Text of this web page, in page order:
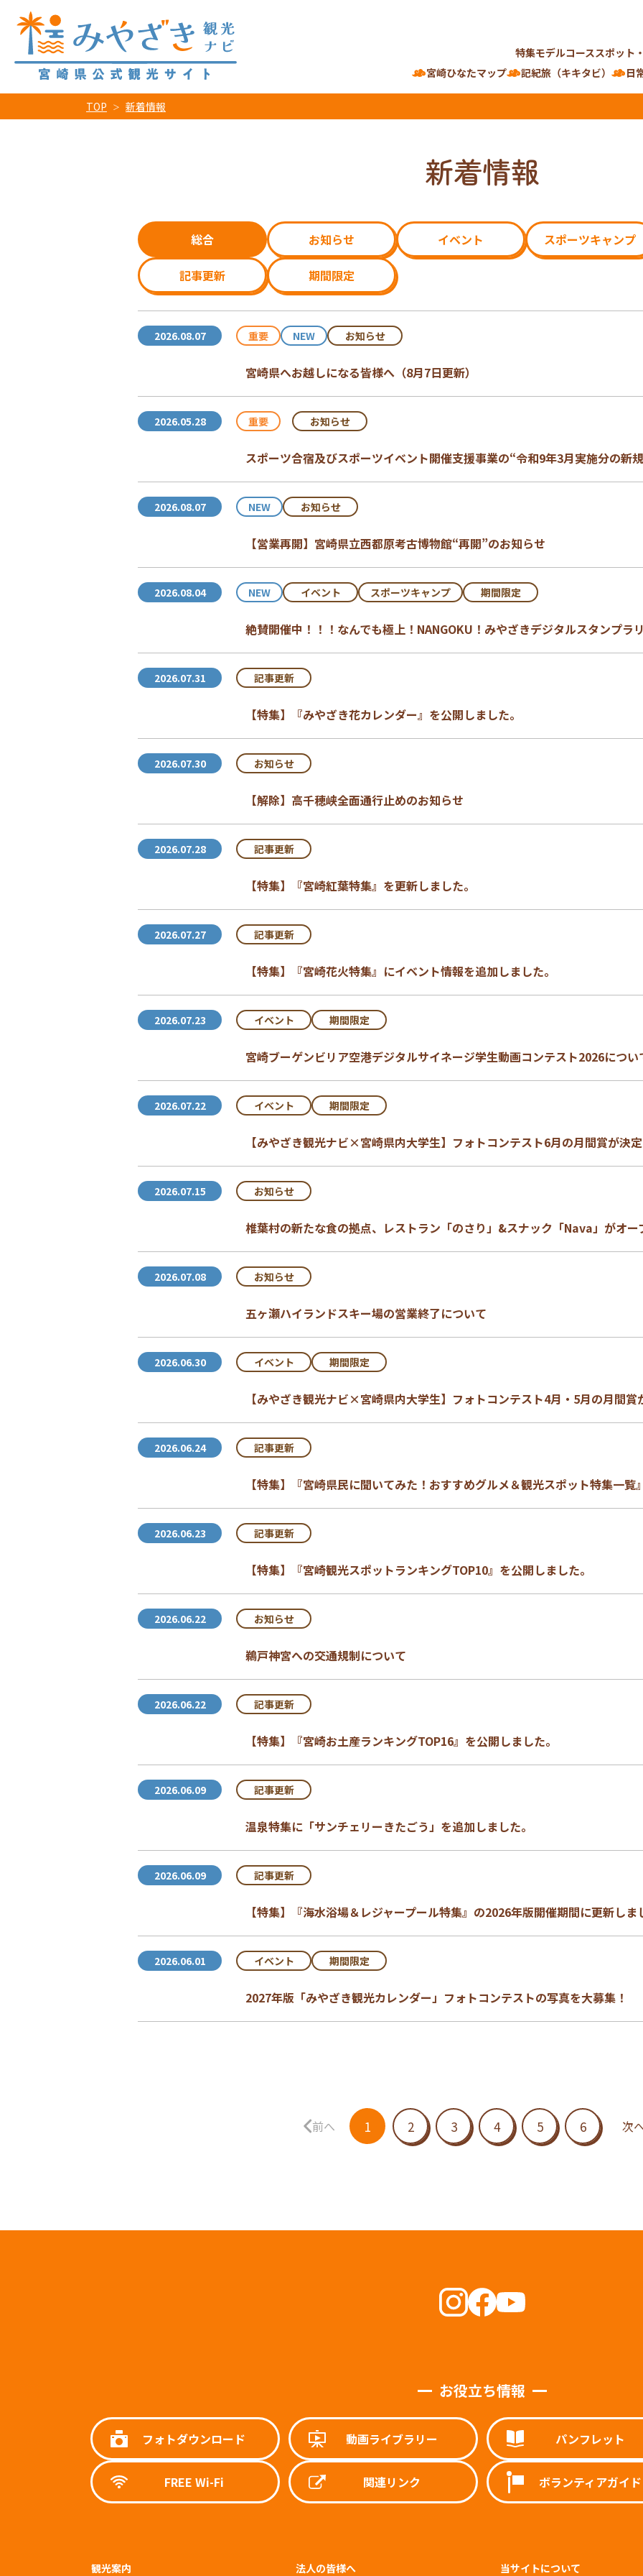
特集モデルコーススポット
宮崎ひなたマップ
記紀旅（キキタビ） 日
TOP 新着情報
新着情報
総合 お知らせ イベント スポーツキャンプ
記事更新 期間限定
2026.08.07 重要 NEW お知らせ
宮崎県へお越しになる皆様へ（8月7日更新）
2026.05.28 重要 お知らせ
スポーツ合宿及びスポーツイベント開催支援事業の“令和9年3月実施分の新
2026.08.07 NEW お知らせ
【営業再開】宮崎県立西都原考古博物館“再開”のお知らせ
2026.08.04 NEW イベント スポーツキャンプ 期間限定
絶賛開催中！！！なんでも極上！NANGOKU！みやざきデジタルスタンプラ
2026.07.31 記事更新
【特集】『みやざき花カレンダー』を公開しました。
2026.07.30 お知らせ
【解除】高千穂峡全面通行止めのお知らせ
2026.07.28 記事更新
【特集】『宮崎紅葉特集』を更新しました。
2026.07.27 記事更新
【特集】『宮崎花火特集』にイベント情報を追加しました。
2026.07.23 イベント 期間限定
宮崎ブーゲンビリア空港デジタルサイネージ学生動画コンテスト2026につい
2026.07.22 イベント 期間限定
【みやざき観光ナビ×宮崎県内大学生】フォトコンテスト6月の月間賞が決
2026.07.15 お知らせ
椎葉村の新たな食の拠点、レストラン「のさり」&スナック「Nava」がオー
2026.07.08 お知らせ
五ヶ瀬ハイランドスキー場の営業終了について
2026.06.30 イベント 期間限定
【みやざき観光ナビ×宮崎県内大学生】フォトコンテスト4月・5月の月間賞
2026.06.24 記事更新
【特集】『宮崎県民に聞いてみた！おすすめグルメ＆観光スポット特集一覧
2026.06.23 記事更新
【特集】『宮崎観光スポットランキングTOP10』を公開しました。
2026.06.22 お知らせ
鵜戸神宮への交通規制について
2026.06.22 記事更新
【特集】『宮崎お土産ランキングTOP16』を公開しました。
2026.06.09 記事更新
温泉特集に「サンチェリーきたごう」を追加しました。
2026.06.09 記事更新
【特集】『海水浴場＆レジャープール特集』の2026年版開催期間に更新しま
2026.06.01 イベント 期間限定
2027年版「みやざき観光カレンダー」フォトコンテストの写真を大募集！
前へ 1 2 3 4 5 6 次
お役立ち情報
フォトダウンロード 動画ライブラリー パンフレット
FREE Wi-Fi 関連リンク ボランティアガイド
観光案内 法人の皆様へ 当サイトについて